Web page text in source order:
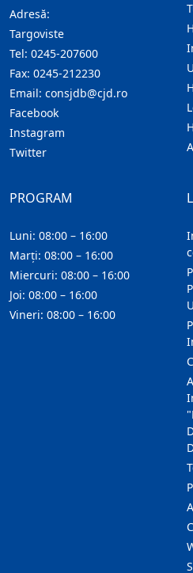
Adresă:
Targoviste
Tel: 0245-207600
Fax: 0245-212230
Email: consjdb@cjd.ro
Facebook
Instagram
Twitter
PROGRAM
Luni: 08:00 – 16:00
Marți: 08:00 – 16:00
Miercuri: 08:00 – 16:00
Joi: 08:00 – 16:00
Vineri: 08:00 – 16:00